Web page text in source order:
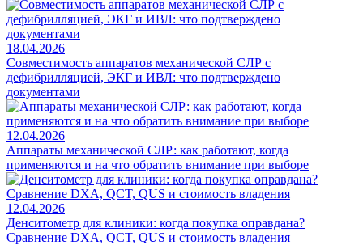
18.04.2026
Совместимость аппаратов механической СЛР с
дефибрилляцией, ЭКГ и ИВЛ: что подтверждено
документами
12.04.2026
Аппараты механической СЛР: как работают, когда
применяются и на что обратить внимание при выборе
12.04.2026
Денситометр для клиники: когда покупка оправдана?
Сравнение DXA, QCT, QUS и стоимость владения